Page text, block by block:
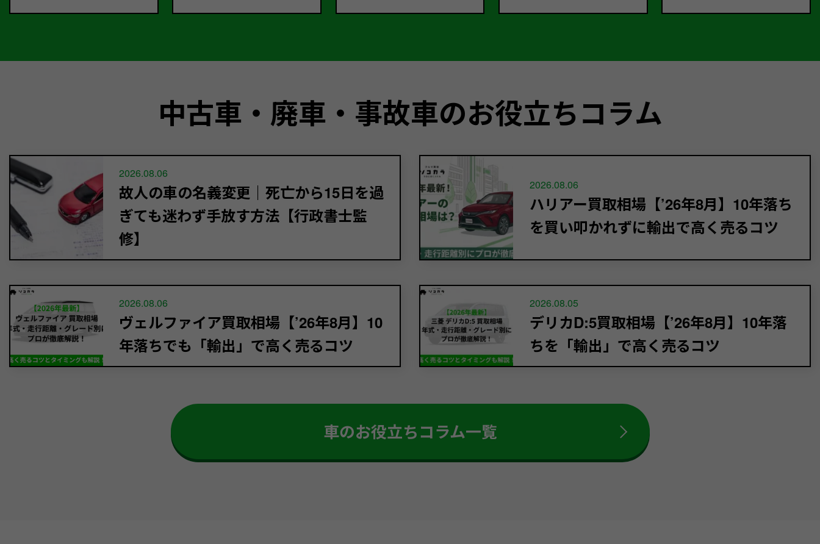
中古車・廃車・事故車のお役立ちコラム
2026.08.06
故人の車の名義変更｜死亡から15日を過
ぎても迷わず手放す方法【行政書士監
修】
2026.08.06
ハリアー買取相場【’26年8月】10年落ち
を買い叩かれずに輸出で高く売るコツ
2026.08.06
ヴェルファイア買取相場【’26年8月】10
年落ちでも「輸出」で高く売るコツ
2026.08.05
デリカD:5買取相場【’26年8月】10年落
ちを「輸出」で高く売るコツ
車のお役立ちコラム一覧